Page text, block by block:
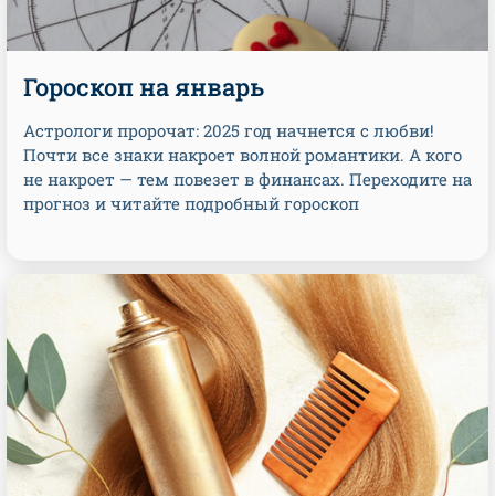
Гороскоп на январь
Астрологи пророчат: 2025 год начнется с любви!
Почти все знаки накроет волной романтики. А кого
не накроет — тем повезет в финансах. Переходите на
прогноз и читайте подробный гороскоп